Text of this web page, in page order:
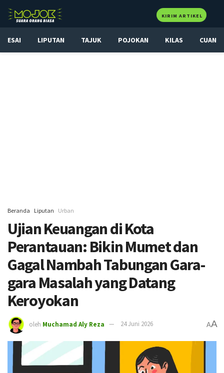
KIRIM ARTIKEL
ESAI LIPUTAN TAJUK POJOKAN KILAS CUAN
Beranda Liputan Urban
Ujian Keuangan di Kota
Perantauan: Bikin Mumet dan
Gagal Nambah Tabungan Gara-
gara Masalah yang Datang
Keroyokan
oleh Muchamad Aly Reza 24 Juni 2026 AA